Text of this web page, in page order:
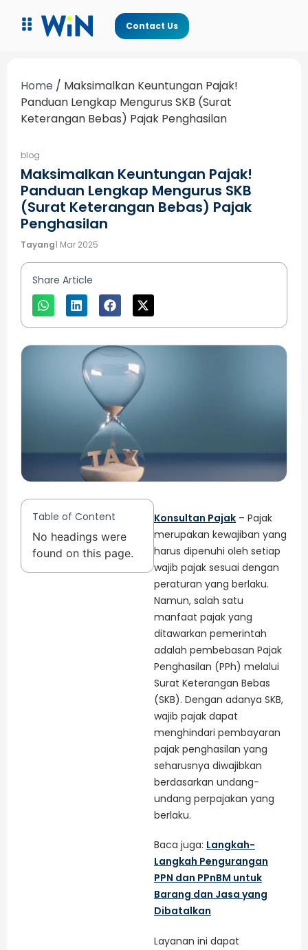
Contact Us
Home / Maksimalkan Keuntungan Pajak!
Panduan Lengkap Mengurus SKB (Surat
Keterangan Bebas) Pajak Penghasilan
blog
Maksimalkan Keuntungan Pajak!
Panduan Lengkap Mengurus SKB
(Surat Keterangan Bebas) Pajak
Penghasilan
Tayang1 Mar 2025
Share Article
Table of Content
No headings were
found on this page.
Konsultan Pajak – Pajak
merupakan kewajiban yang
harus dipenuhi oleh setiap
wajib pajak sesuai dengan
peraturan yang berlaku.
Namun, salah satu
manfaat pajak yang
ditawarkan pemerintah
adalah pembebasan Pajak
Penghasilan (PPh) melalui
Surat Keterangan Bebas
(SKB). Dengan adanya SKB,
wajib pajak dapat
menghindari pembayaran
pajak penghasilan yang
seharusnya diwajibkan
berdasarkan undang-
undang perpajakan yang
berlaku.
Baca juga: Langkah-
Langkah Pengurangan
PPN dan PPnBM untuk
Barang dan Jasa yang
Dibatalkan
Layanan ini dapat